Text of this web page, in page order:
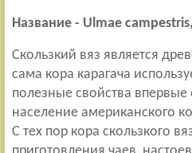
Название - Ulmae
Скользкий вяз является
сама кора карагача
полезные свойства
население американского
С тех пор кора скользкого